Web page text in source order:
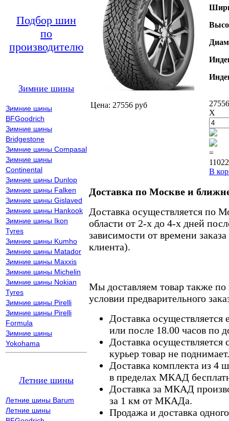
Подбор шин
по
производителю
Зимние шины
Зимние шины
BFGoodrich
Зимние шины
Bridgestone
Зимние шины Compasal
Зимние шины
Continental
Зимние шины Dunlop
Зимние шины Falken
Зимние шины Gislaved
Зимние шины Hankook
Зимние шины Ikon
Tyres
Зимние шины Kumho
Зимние шины Matador
Зимние шины Maxxis
Зимние шины Michelin
Зимние шины Nokian
Tyres
Зимние шины Pirelli
Зимние шины Pirelli
Formula
Зимние шины
Yokohama
Летние шины
Летние шины Barum
Летние шины
Цена: 27556 руб
X
=
В
Доставка по Москве и
Доставка осуществляется по
области от 2-х до 4-х дней
зависимости от времени
клиента).
Мы доставляем товар также
условии предварительного
Доставка осуществляется
или после 18.00 часов по
Доставка осуществляется
курьер товар не поднимает.
Доставка комплекта из 4
в пределах МКАД
Доставка за МКАД
за 1 км от МКАДа.
Продажа и доставка